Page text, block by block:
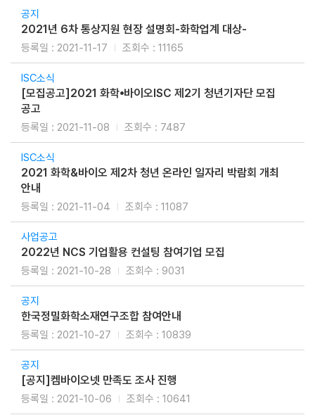
공지
2021년 6차 통상지원 현장 설명회-화학업계 대상-
2021-11-17 11165
ISC소식
[모집공고]2021 화학⦁바이오ISC 제2기 청년기자단 모집
공고
2021-11-08 7487
ISC소식
2021 화학&바이오 제2차 청년 온라인 일자리 박람회 개최
안내
2021-11-04 11087
사업공고
2022년 NCS 기업활용 컨설팅 참여기업 모집
2021-10-28 9031
공지
한국정밀화학소재연구조합 참여안내
2021-10-27 10839
공지
[공지]켐바이오넷 만족도 조사 진행
2021-10-06 10641